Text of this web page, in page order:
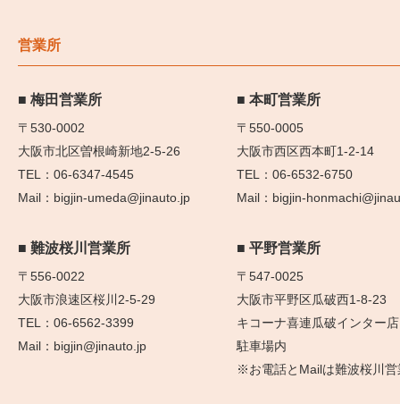
営業所
梅田営業所
〒530-0002
大阪市北区曽根崎新地2-5-26
06-6347-4545
bigjin-umeda@jinauto.jp
本町営業所
〒550-0005
大阪市西区西本町1-2-14
06-6532-6750
bigjin-
難波桜川営業所
〒556-0022
大阪市浪速区桜川2-5-29
06-6562-3399
bigjin@jinauto.jp
平野営業所
〒547-0025
大阪市平野区瓜破西1-8-23
キコーナ喜連瓜破インター店
駐車場内
※お電話とMailは難波桜川営